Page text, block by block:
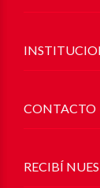
RECIBÍ
CONTACTO